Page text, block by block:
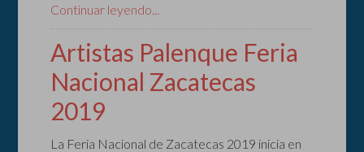
Continuar leyendo...
Artistas Palenque Feria
Nacional Zacatecas
2019
La Feria Nacional de Zacatecas 2019 inicia en